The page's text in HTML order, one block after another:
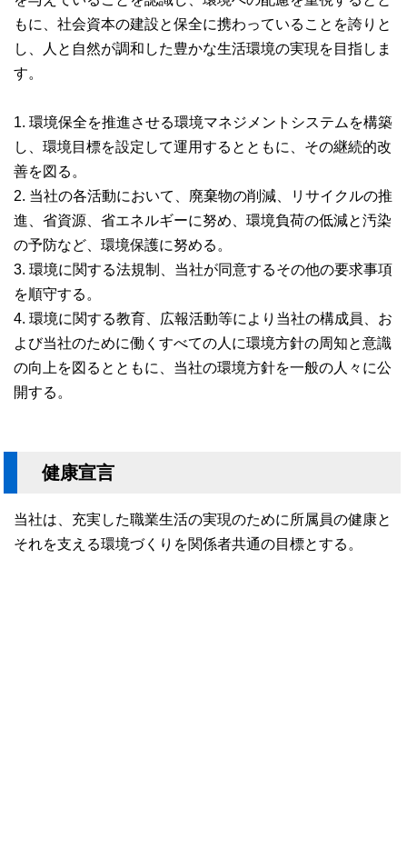
もに、社会資本の建設と保全に携わっていることを誇りと
し、人と自然が調和した豊かな生活環境の実現を目指しま
す。
1. 環境保全を推進させる環境マネジメントシステムを構築
し、環境目標を設定して運用するとともに、その継続的改
善を図る。
2. 当社の各活動において、廃棄物の削減、リサイクルの推
進、省資源、省エネルギーに努め、環境負荷の低減と汚染
の予防など、環境保護に努める。
3. 環境に関する法規制、当社が同意するその他の要求事項
を順守する。
4. 環境に関する教育、広報活動等により当社の構成員、お
よび当社のために働くすべての人に環境方針の周知と意識
の向上を図るとともに、当社の環境方針を一般の人々に公
開する。
健康宣言
当社は、充実した職業生活の実現のために所属員の健康と
それを支える環境づくりを関係者共通の目標とする。